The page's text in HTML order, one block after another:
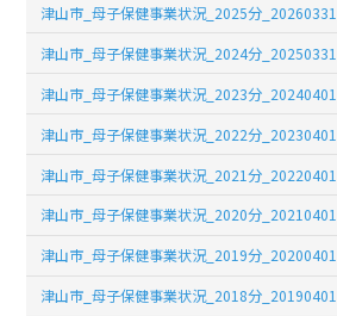
津山市_母子保健事業状況_2025分_20260331
津山市_母子保健事業状況_2024分_20250331
津山市_母子保健事業状況_2023分_20240401
津山市_母子保健事業状況_2022分_20230401
津山市_母子保健事業状況_2021分_20220401
津山市_母子保健事業状況_2020分_20210401
津山市_母子保健事業状況_2019分_20200401
津山市_母子保健事業状況_2018分_20190401